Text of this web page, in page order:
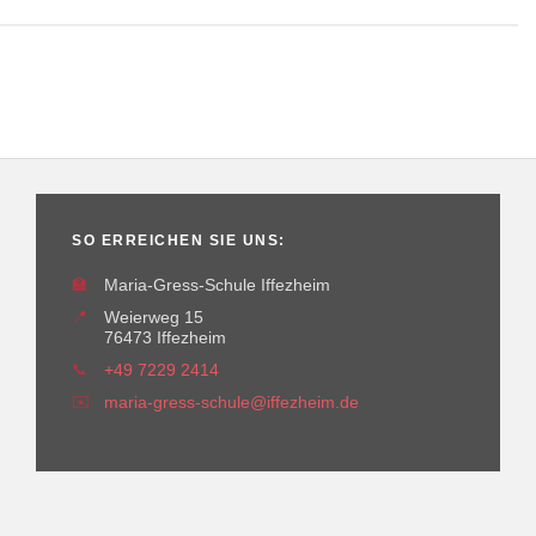
SO ERREICHEN SIE UNS:
🏫
Maria-Gress-Schule Iffezheim
📍
Weierweg 15
76473 Iffezheim
📞
+49 7229 2414
✉️
maria-gress-schule@iffezheim.de